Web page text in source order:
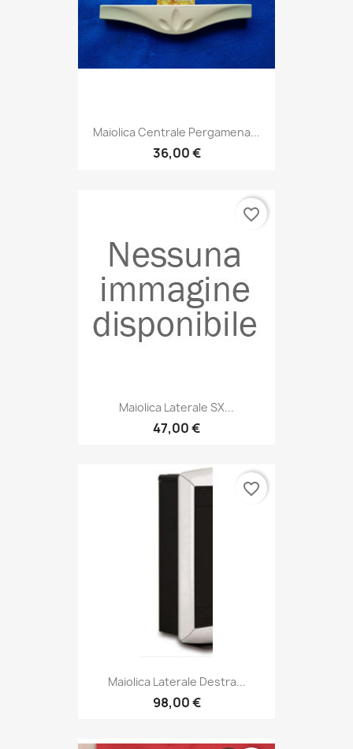
Maiolica Centrale Pergamena...
36,00 €
Maiolica Laterale SX...
47,00 €
favorite_border
Maiolica Laterale Destra...
98,00 €
favorite_border